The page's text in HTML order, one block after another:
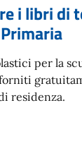
i libri di
per la
residenza.